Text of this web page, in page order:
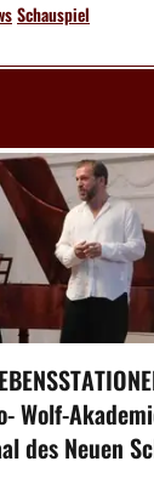
Schauspiel
Wolf-
des Neuen